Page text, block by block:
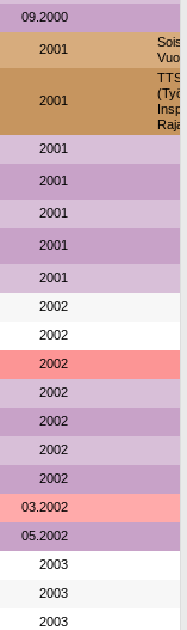
09.2000
2001
2001
TTS
2001
2001
2001
2001
2001
2002
2002
2002
2002
2002
2002
2002
03.2002
05.2002
2003
2003
2003